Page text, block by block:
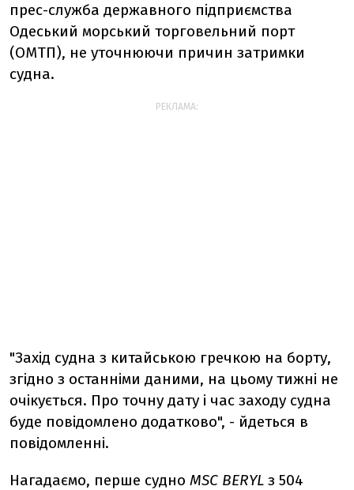
прес-служба державного підприємства
Одеський морський торговельний порт
(ОМТП), не уточнюючи причин затримки
судна.
РЕКЛАМА:
"Захід судна з китайською гречкою на борту,
згідно з останніми даними, на цьому тижні не
очікується. Про точну дату і час заходу судна
буде повідомлено додатково", - йдеться в
повідомленні.
Нагадаємо, перше судно MSC BERYL з 504